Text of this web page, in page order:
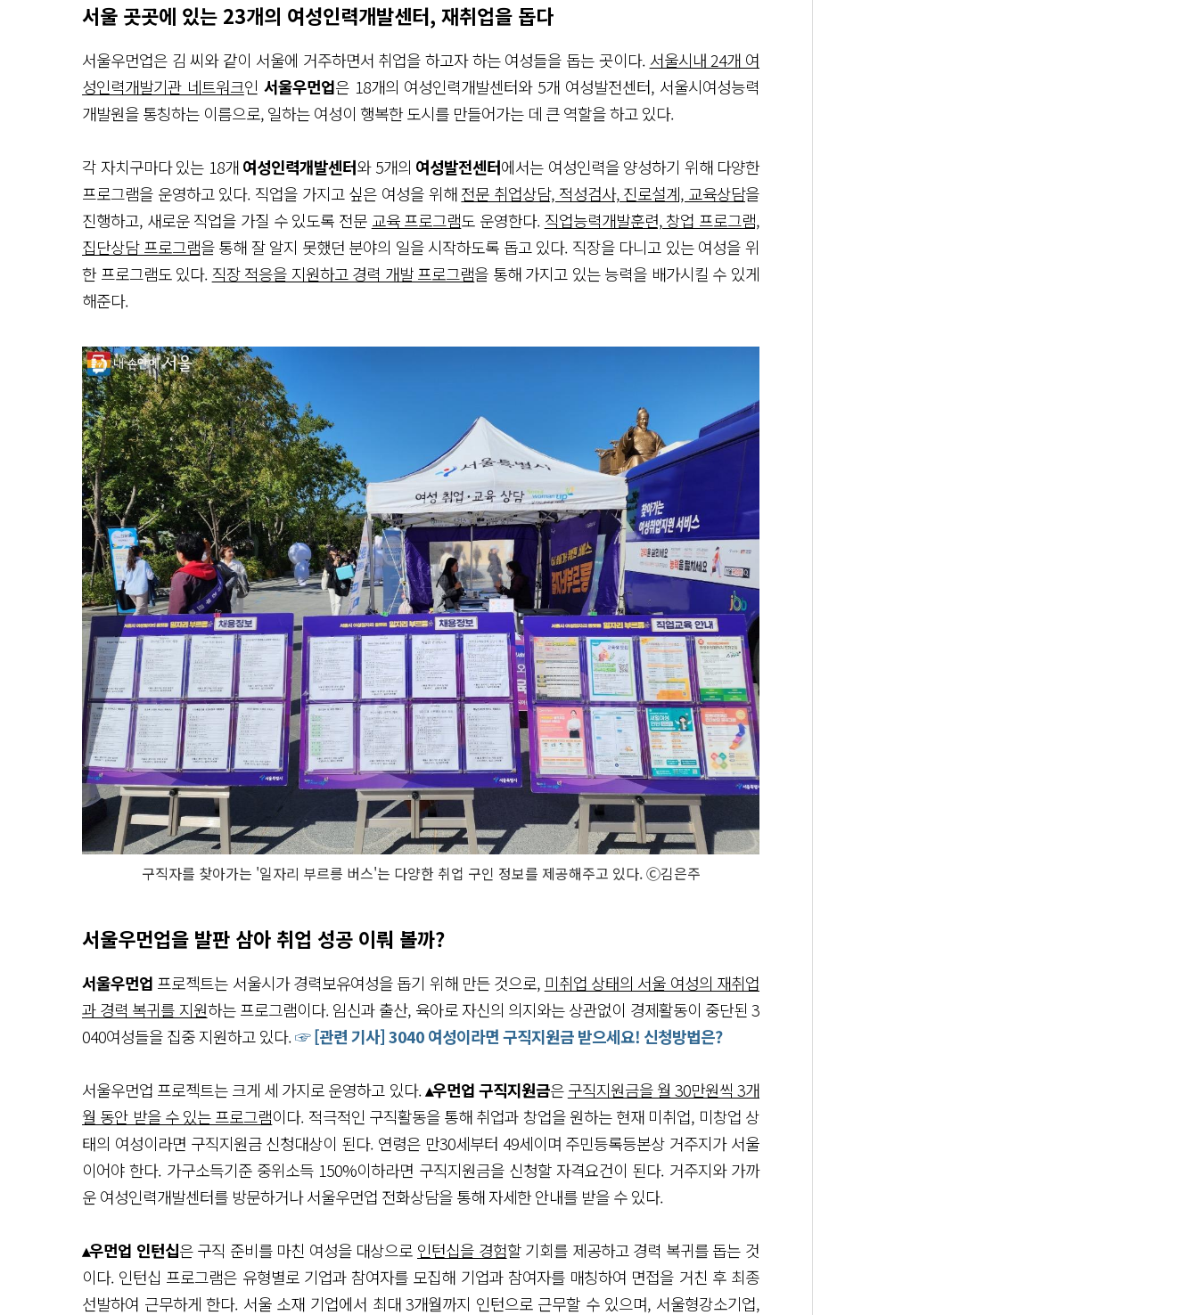
서울 곳곳에 있는 23개의 여성인력개발센터, 재취업을 돕다
서울우먼업은 김 씨와 같이 서울에 거주하면서 취업을 하고자 하는 여성들을 돕는 곳이다. 서울시내 24개 여
성인력개발기관 네트워크인 서울우먼업은 18개의 여성인력개발센터와 5개 여성발전센터, 서울시여성능력
개발원을 통칭하는 이름으로, 일하는 여성이 행복한 도시를 만들어가는 데 큰 역할을 하고 있다.
각 자치구마다 있는 18개여성인력개발센터와 5개의 여성발전센터에서는 여성인력을 양성하기 위해 다양한
프로그램을 운영하고 있다. 직업을 가지고 싶은 여성을 위해전문 취업상담, 적성검사, 진로설계, 교육상담을
진행하고, 새로운 직업을 가질 수 있도록 전문 교육 프로그램도 운영한다. 직업능력개발훈련, 창업 프로그램,
집단상담 프로그램을 통해 잘 알지 못했던 분야의 일을 시작하도록 돕고 있다. 직장을 다니고 있는 여성을 위
한 프로그램도 있다. 직장 적응을 지원하고 경력 개발 프로그램을 통해 가지고 있는 능력을 배가시킬 수 있게
해준다.
구직자를 찾아가는 '일자리 부르릉 버스'는 다양한 취업 구인 정보를 제공해주고 있다. Ⓒ김은주
서울우먼업을 발판 삼아 취업 성공 이뤄 볼까?
서울우먼업 프로젝트는 서울시가 경력보유여성을 돕기 위해 만든 것으로, 미취업 상태의 서울 여성의 재취업
과 경력 복귀를 지원하는 프로그램이다. 임신과 출산, 육아로 자신의 의지와는 상관없이 경제활동이 중단된 3
040여성들을 집중 지원하고 있다.☞ [관련 기사] 3040 여성이라면 구직지원금 받으세요! 신청방법은?
서울우먼업 프로젝트는 크게 세 가지로 운영하고 있다.▴우먼업 구직지원금은구직지원금을 월 30만원씩 3개
월 동안 받을 수 있는 프로그램이다. 적극적인 구직활동을 통해 취업과 창업을 원하는 현재 미취업, 미창업 상
태의 여성이라면 구직지원금 신청대상이 된다. 연령은 만30세부터 49세이며 주민등록등본상 거주지가 서울
이어야 한다. 가구소득기준 중위소득 150%이하라면 구직지원금을 신청할 자격요건이 된다. 거주지와 가까
운 여성인력개발센터를 방문하거나 서울우먼업 전화상담을 통해 자세한 안내를 받을 수 있다.
▴우먼업 인턴십은 구직 준비를 마친 여성을 대상으로 인턴십을 경험할 기회를 제공하고 경력 복귀를 돕는 것
이다. 인턴십 프로그램은 유형별로 기업과 참여자를 모집해 기업과 참여자를 매칭하여 면접을 거친 후 최종
선발하여 근무하게 한다. 서울 소재 기업에서 최대 3개월까지 인턴으로 근무할 수 있으며, 서울형강소기업,